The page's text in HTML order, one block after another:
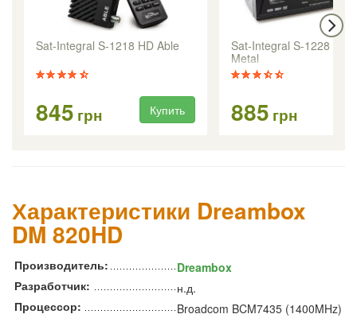
Sat-Integral S-1218 HD Able
845 грн Купить
Sat-Integral S-1228 HD
Metal
885 грн
Характеристики Dreambox
DM 820HD
Производитель:
Dreambox
Разработчик:
н.д.
Процессор:
Broadcom BCM7435 (1400MHz)